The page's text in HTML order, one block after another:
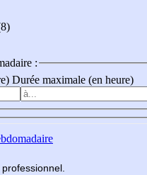
:
Durée maximale (en heure)
professionnel